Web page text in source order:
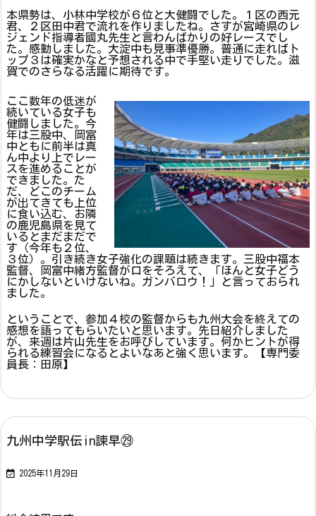
本県勢は、小林中学校が６位と大健闘でした。１区の西元
君、２区田中君で流れを作りましたね。さすが宮崎県のレ
ジェンド指導者國丸先生と言わんばかりの好レースでし
た。感動しました。大淀中も見事準優勝。普通に走ればト
ップ３は確実かなと予想される中で手堅い走りでした。滋
賀でのさらなる活躍に期待です。
ここ数年の低迷が
続いている女子も
健闘しました。今
年は三股中、岡富
中ともに前半は真
ん中より上でレー
スを進めることが
できました。た
だ、どこのチーム
が出てきても上位
に食い込む、お隣
の鹿児島県を見て
いるとまだまだで
す（今年も２位、
３位）。引き続き女子強化の課題は続きます。三股中福本
監督、岡富中緒方監督が口をそろえて、「ほんと女子どう
にかしないといけないね。ガンバロウ！」と言っておられ
ました。
ということで、参加４校の監督からも九州大会を終えての
感想を語ってもらいたいと思います。先日紹介しました
が、来週は片山先生をお呼びしています。何かヒントが得
られる練習会になるとよいなあと強く思います。【専門委
員長：田原】
九州中学駅伝in諫早㉙
 2025年11月29日